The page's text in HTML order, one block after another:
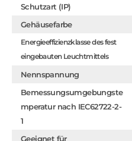
Schutzart (IP)
Gehäusefarbe
Energieeffizienzklasse des fest
eingebauten Leuchtmittels
Nennspannung
Bemessungsumgebungste
mperatur nach IEC62722-2-
1
Geeignet für